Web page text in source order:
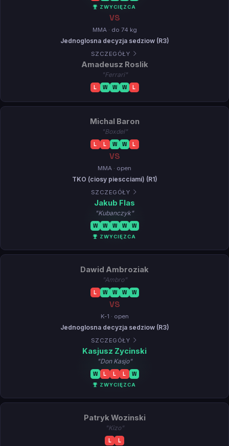
ZWYCIĘZCA
VS
MMA · do 74 kg
Jednoglosna decyzja sedziow (R3)
SZCZEGÓŁY
Amadeusz Roslik
"Ferrari"
L W W W L
Michal Baron
"Boxdel"
L L W W L
VS
MMA · open
TKO (ciosy piescciami) (R1)
SZCZEGÓŁY
Jakub Flas
"Kubanczyk"
W W W W W
ZWYCIĘZCA
Dawid Ambroziak
"Ambro"
L W W W W
VS
K-1 · open
Jednoglosna decyzja sedziow (R3)
SZCZEGÓŁY
Kasjusz Zycinski
"Don Kasjo"
W L L L W
ZWYCIĘZCA
Patryk Wozinski
"Kizo"
L L